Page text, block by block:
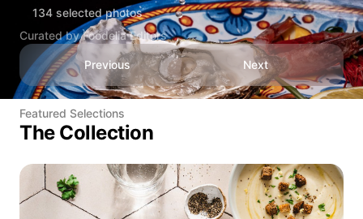
134 selected photos
Curated by Foodelia Editors
Previous Next
Featured Selections
The Collection